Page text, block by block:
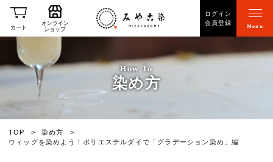
カート
オンライン
ショップ
ログイン
会員登録
Menu
How To
染め方
TOP
染め方
ウィッグを染めよう！ポリエステルダイで「グラデーション染め」編